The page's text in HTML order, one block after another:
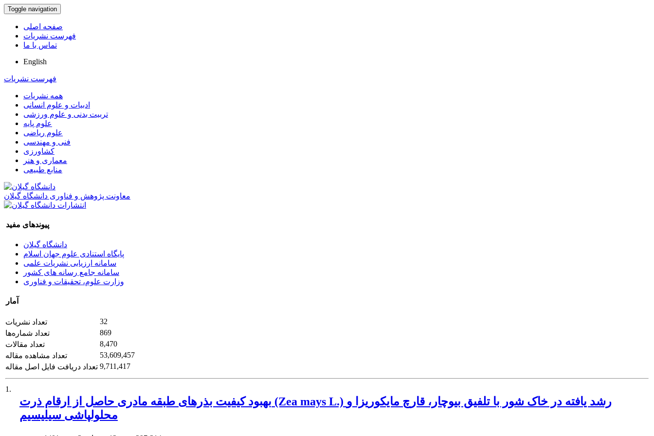
Toggle navigation
صفحه اصلی
فهرست نشریات
تماس با ما
English
فهرست نشریات
همه نشریات
ادبیات و علوم انسانی
تربیت بدنی و علوم ورزشی
علوم پایه
علوم ریاضی
فنی و مهندسی
کشاورزی
معماری و هنر
منابع طبیعی
معاونت پژوهش و فناوری دانشگاه گیلان
پیوندهای مفید
دانشگاه گیلان
پایگاه استنادی علوم جهان اسلام
سامانه ارزیابی نشریات علمی
سامانه جامع رسانه های کشور
وزارت علوم، تحقیقات و فناوری
آمار
تعداد نشریات
32
تعداد شماره‌ها
869
تعداد مقالات
8,470
تعداد مشاهده مقاله
53,609,457
تعداد دریافت فایل اصل مقاله 9,711,417
1.
بهبود کیفیت بذرهای طبقه مادری حاصل از ارقام ذرت (Zea mays L.) رشد یافته در خاک شور با تلفیق بیوچار، قارچ مایکوریزا و
محلول‏پاشی سیلیسیم